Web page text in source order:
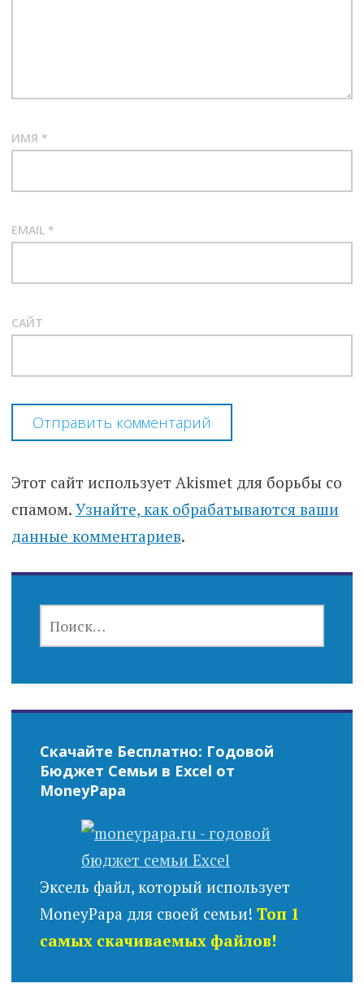
ИМЯ *
EMAIL *
САЙТ
Этот сайт использует Akismet для борьбы со
спамом. Узнайте, как обрабатываются ваши
данные комментариев.
Скачайте Бесплатно: Годовой
Бюджет Семьи в Excel от
MoneyPapa
Эксель файл, который использует
MoneyPapa для своей семьи! Топ 1
самых скачиваемых файлов!